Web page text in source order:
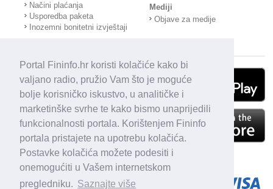
Portal Fininfo.hr koristi kolačiće kako bi
valjano radio, pružio Vam što je moguće
bolje korisničko iskustvo, u analitičke i
marketinške svrhe te kako bismo unaprijedili
funkcionalnosti portala. Korištenjem Fininfo
portala pristajete na upotrebu kolačića.
Postavke kolačića možete podesiti i
onemogućiti u Vašem internetskom
pregledniku. Saznajte više
Načini plaćanja
Usporedba paketa
Inozemni bonitetni izvještaji
Mediji
Objave za medije